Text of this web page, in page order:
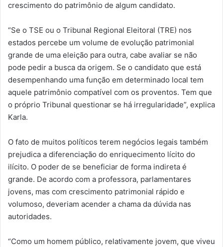
crescimento do patrimônio de algum candidato.
“Se o TSE ou o Tribunal Regional Eleitoral (TRE) nos
estados percebe um volume de evolução patrimonial
grande de uma eleição para outra, cabe avaliar se não
pode pedir a busca da origem. Se o candidato que está
desempenhando uma função em determinado local tem
aquele patrimônio compatível com os proventos. Tem que
o próprio Tribunal questionar se há irregularidade”, explica
Karla.
O fato de muitos políticos terem negócios legais também
prejudica a diferenciação do enriquecimento lícito do
ilícito. O poder de se beneficiar de forma indireta é
grande. De acordo com a professora, parlamentares
jovens, mas com crescimento patrimonial rápido e
volumoso, deveriam acender a chama da dúvida nas
autoridades.
“Como um homem público, relativamente jovem, que viveu